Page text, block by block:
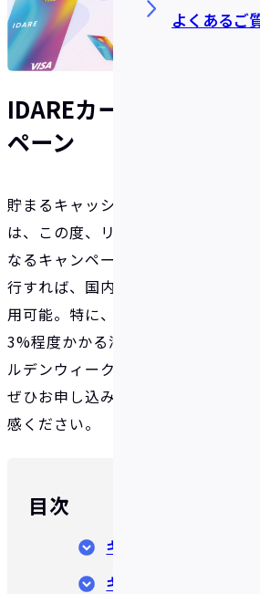
よくあるご
IDAREカード発行手数料
ペーン
貯まるキャッシュレスアプリ「
は、この度、リアルカード発行手数
なるキャンペーンを開催します！リ
行すれば、国内外Visa加盟の実店舗
用可能。特に、IDAREは海外決済に
3%程度かかる海外事務手数料が、
ルデンウィークなど海外旅行シーズ
ぜひお申し込みいただき、「おトク
感ください。
目次
キャンペーン対象者
キャンペーン期間